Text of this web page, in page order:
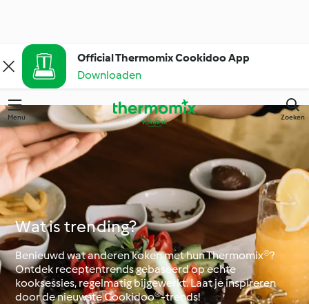
Official Thermomix Cookidoo App
Downloaden
Menu Zoeken
Wat is trending?
Benieuwd wat anderen koken met hun Thermomix®?
Ontdek receptentrends gebaseerd op echte
kooksessies, regelmatig bijgewerkt. Laat je inspireren
door de nieuwste Cookidoo®-trends!